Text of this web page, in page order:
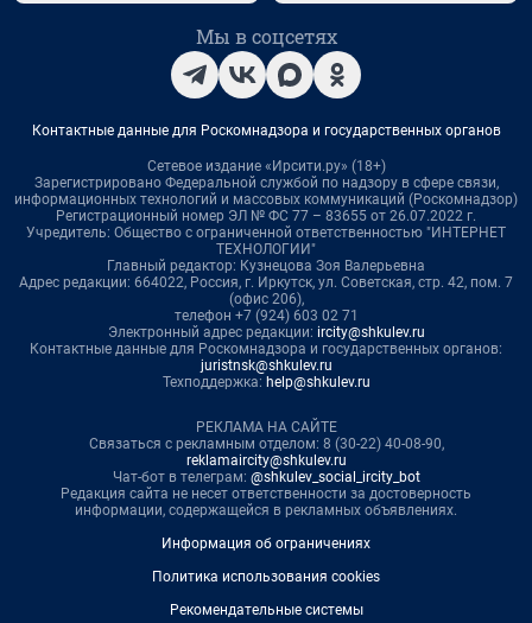
Мы в соцсетях
Контактные данные для Роскомнадзора и государственных органов
Сетевое издание «Ирсити.ру» (18+)
Зарегистрировано Федеральной службой по надзору в сфере связи,
информационных технологий и массовых коммуникаций (Роскомнадзор)
Регистрационный номер ЭЛ № ФС 77 – 83655 от 26.07.2022 г.
Учредитель: Общество с ограниченной ответственностью "ИНТЕРНЕТ
ТЕХНОЛОГИИ"
Главный редактор: Кузнецова Зоя Валерьевна
Адрес редакции: 664022, Россия, г. Иркутск, ул. Советская, стр. 42, пом. 7
(офис 206),
телефон +7 (924) 603 02 71
Электронный адрес редакции: ircity@shkulev.ru
Контактные данные для Роскомнадзора и государственных органов:
juristnsk@shkulev.ru
Техподдержка: help@shkulev.ru
РЕКЛАМА НА САЙТЕ
Связаться с рекламным отделом: 8 (30-22) 40-08-90,
reklamaircity@shkulev.ru
Чат-бот в телеграм: @shkulev_social_ircity_bot
Редакция сайта не несет ответственности за достоверность
информации, содержащейся в рекламных объявлениях.
Информация об ограничениях
Политика использования cookies
Рекомендательные системы